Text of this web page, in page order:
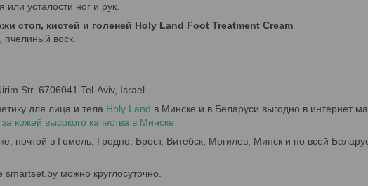
или усталости ног и рук.
стоп, кистей и голеней Holy Land Foot Treatment Cream
пчелиный воск.
Str. 6706041 Tel-Aviv, Israel
для лица и тела Holy Land в Минске и в Беларуси выгодно в интернет
кожей высокого качества в Минске
почтой в Гомель, Гродно, Брест, Витебск, Могилев, Минск и по всей
можно круглосуточно.